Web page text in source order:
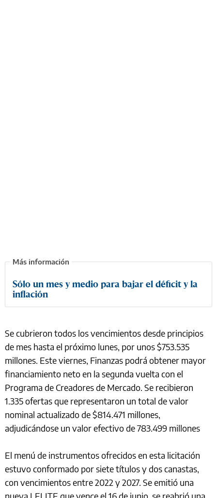
Sólo un mes y medio para bajar el déficit y la
inflación
Se cubrieron todos los vencimientos desde principios
de mes hasta el próximo lunes, por unos $753.535
millones. Este viernes, Finanzas podrá obtener mayor
financiamiento neto en la segunda vuelta con el
Programa de Creadores de Mercado. Se recibieron
1.335 ofertas que representaron un total de valor
nominal actualizado de $814.471 millones,
adjudicándose un valor efectivo de 783.499 millones
El menú de instrumentos ofrecidos en esta licitación
estuvo conformado por siete títulos y dos canastas,
con vencimientos entre 2022 y 2027. Se emitió una